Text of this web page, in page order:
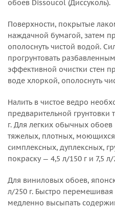
обоев Dissoucol (Диссуколь).
Поверхности, покрытые
наждачной бумагой, затем
ополоснуть чистой водой.
прогрунтовать
эффективной очистки стен
воде хлоркой, ополоснуть
Налить в чистое ведро
предварительной грунтовки
г. Для легких обычных
тяжелых, плотных,
симплексных, дуплексных,
покраску — 4,5 л/150 г и 7,5 л/
Для виниловых обоев,
л/250 г. Быстро перемешивая
медленно высыпать